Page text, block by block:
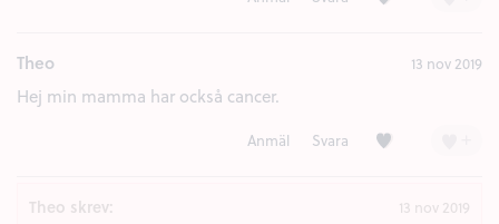
Theo 13 nov 2019
Hej min mamma har också cancer.
Anmäl Svara Kärlek (1)
Theo skrev: 13 nov 2019